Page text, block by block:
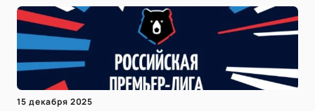
15 декабря 2025